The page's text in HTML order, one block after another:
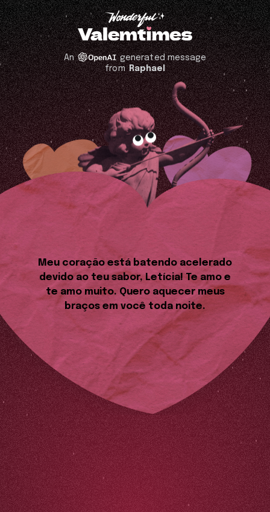
An
generated message
fromRaphael
Meu coração está batendo acelerado
devido ao teu sabor, Letícia! Te amo e
te amo muito. Quero aquecer meus
braços em você toda noite.